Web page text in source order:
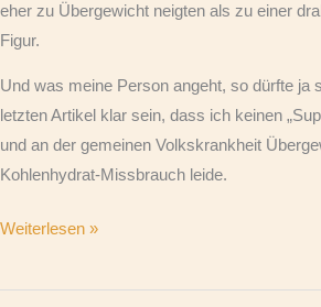
eher zu Übergewicht neigten als zu einer
Figur.
Und was meine Person angeht, so dürfte ja
letzten Artikel klar sein, dass ich keinen
und an der gemeinen Volkskrankheit
Kohlenhydrat-Missbrauch leide.
Weiterlesen »